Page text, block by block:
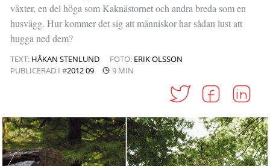
växter, en del höga som Kaknästornet och andra breda som en
husvägg. Hur kommer det sig att människor har sådan lust att
hugga ned dem?
TEXT: HÅKAN STENLUND FOTO: ERIK OLSSON
PUBLICERAD I #2012 09 9 MIN